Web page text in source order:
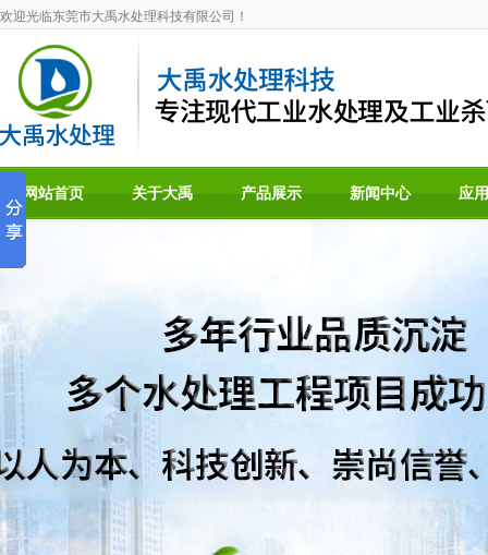
欢迎光临东莞市大禹水处理科技有限公司！
网站首页 关于大禹 产品展示 新闻中心 应